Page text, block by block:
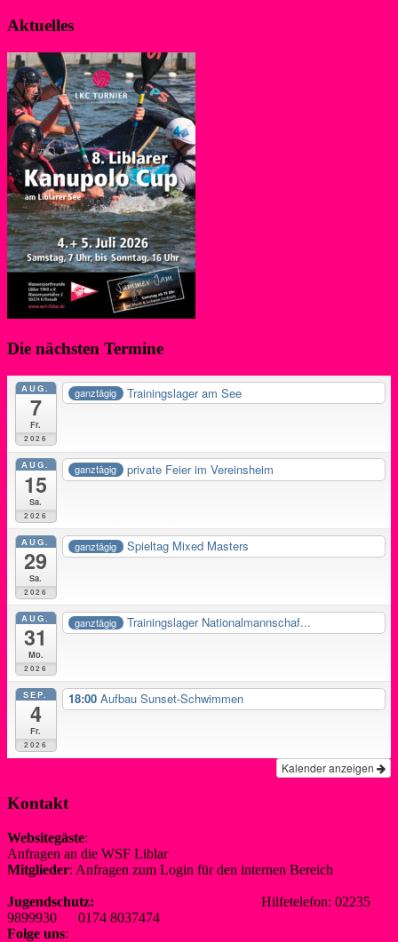
Aktuelles
Die nächsten Termine
AUG.
7
Fr.
2026
ganztägig Trainingslager am See
AUG.
15
Sa.
2026
ganztägig private Feier im Vereinsheim
AUG.
29
Sa.
2026
ganztägig Spieltag Mixed Masters
AUG.
31
Mo.
2026
ganztägig Trainingslager Nationalmannschaf...
SEP.
4
Fr.
2026
18:00 Aufbau Sunset-Schwimmen
Kalender anzeigen
Kontakt
Websitegäste:
Anfragen an die WSF Liblar
Mitglieder: Anfragen zum Login für den internen Bereich
Jugendschutz:
Hilfetelefon: 02235
9899930 0174 8037474
Folge uns: